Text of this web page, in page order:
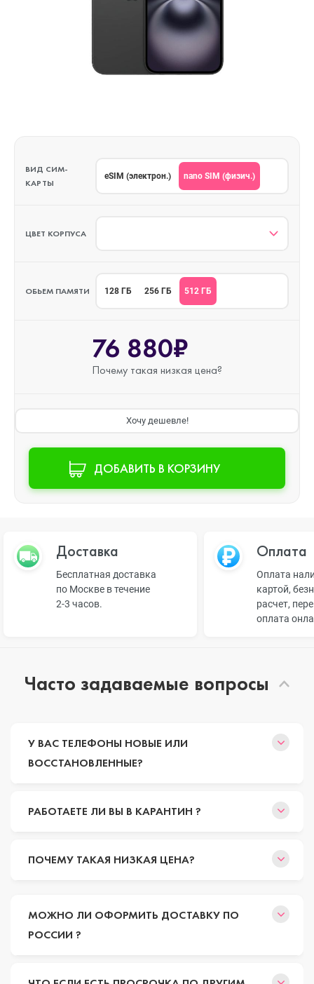
ВИД СИМ-
КАРТЫ
eSIM (электрон.) nano SIM (физич.)
ЦВЕТ КОРПУСА
ОБЬЕМ ПАМЯТИ 128 ГБ 256 ГБ 512 ГБ
76 880₽
Почему такая низкая цена?
Хочу дешевле!
ДОБАВИТЬ В КОРЗИНУ
Доставка
Бесплатная доставка
по Москве в течение
2-3 часов.
Оплата
Оплата
картой,
расчет,
оплата
Часто задаваемые вопросы
У ВАС ТЕЛЕФОНЫ НОВЫЕ ИЛИ
ВОССТАНОВЛЕННЫЕ?
РАБОТАЕТЕ ЛИ ВЫ В КАРАНТИН ?
ПОЧЕМУ ТАКАЯ НИЗКАЯ ЦЕНА?
МОЖНО ЛИ ОФОРМИТЬ ДОСТАВКУ ПО
РОССИИ ?